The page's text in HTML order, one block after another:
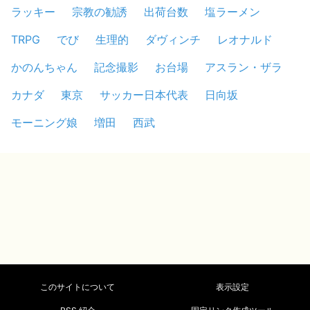
ラッキー 宗教の勧誘 出荷台数
塩ラーメン
TRPG
でび 生理的 ダヴィンチ
レオナルド
かのんちゃん
記念撮影 お台場
アスラン・ザラ
カナダ
東京 サッカー日本代表
日向坂
モーニング娘
増田 西武
このサイトについて 表示設定